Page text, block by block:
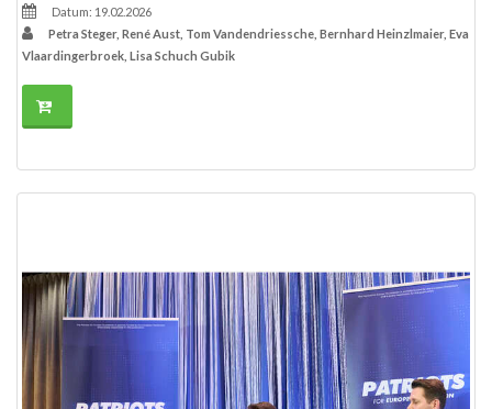
Datum: 19.02.2026
Petra Steger, René Aust, Tom Vandendriessche, Bernhard Heinzlmaier, Eva
Vlaardingerbroek, Lisa Schuch Gubik